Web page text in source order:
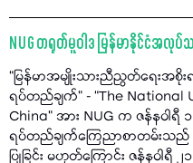
NUG တရုတ်မူဝါဒ မြန်မာနိုင်ငံအလုပ်
“မြန်မာအမျိုးသားညီညွတ်ရေးအ
ရပ်တည်ချက်” - “The National
China” အား NUG က ဇန်နဝါ
ရပ်တည်ချက်ကြေညာစာတမ်းသည်
ပြုခြင်း မဟုတ်ကြောင်း ဇန်နဝါ